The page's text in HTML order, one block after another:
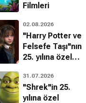
Gemma Jones
Filmleri
02.08.2026
"Harry Potter ve
Felsefe Taşı"nın
25. yılına özel
bilinmeyenleri!
31.07.2026
"Shrek"in 25.
yılına özel